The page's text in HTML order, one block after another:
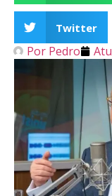
Twitter
Por Pedro